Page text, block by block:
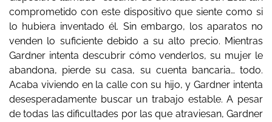
comprometido con este dispositivo que siente como si
lo hubiera inventado él. Sin embargo, los aparatos no
venden lo suficiente debido a su alto precio. Mientras
Gardner intenta descubrir cómo venderlos, su mujer le
abandona, pierde su casa, su cuenta bancaria… todo.
Acaba viviendo en la calle con su hijo, y Gardner intenta
desesperadamente buscar un trabajo estable. A pesar
de todas las dificultades por las que atraviesan, Gardner